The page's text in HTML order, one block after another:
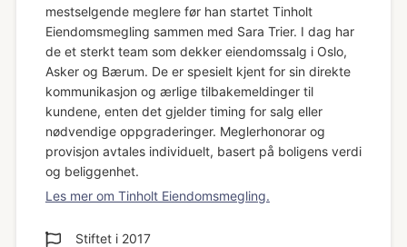
mestselgende meglere før han startet Tinholt
Eiendomsmegling sammen med Sara Trier. I dag har
de et sterkt team som dekker eiendomssalg i Oslo,
Asker og Bærum. De er spesielt kjent for sin direkte
kommunikasjon og ærlige tilbakemeldinger til
kundene, enten det gjelder timing for salg eller
nødvendige oppgraderinger. Meglerhonorar og
provisjon avtales individuelt, basert på boligens verdi
og beliggenhet.
Les mer om Tinholt Eiendomsmegling.
Stiftet i 2017